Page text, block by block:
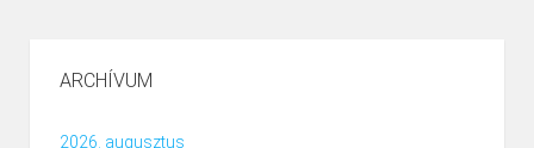
ARCHÍVUM
2026. augusztus